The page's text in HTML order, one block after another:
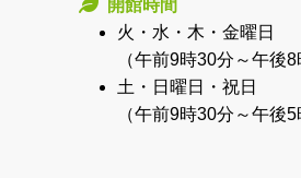
開館時間
火・水・木・金曜日
（午前9時30分～午後8
土・日曜日・祝日
（午前9時30分～午後5